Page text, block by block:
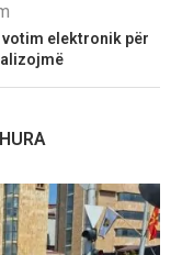
elektronik për